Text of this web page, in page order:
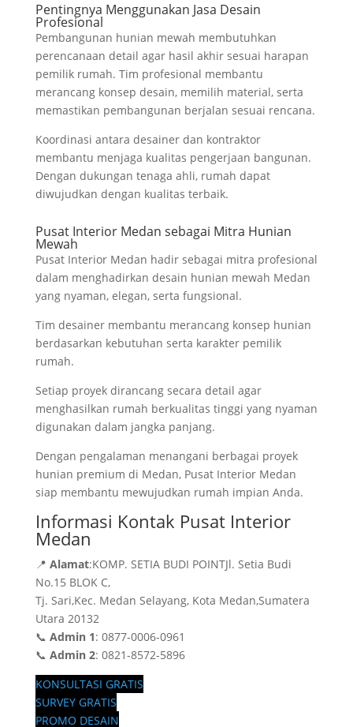
Pentingnya Menggunakan Jasa Desain
Profesional
Pembangunan hunian mewah membutuhkan
perencanaan detail agar hasil akhir sesuai harapan
pemilik rumah. Tim profesional membantu
merancang konsep desain, memilih material, serta
memastikan pembangunan berjalan sesuai rencana.
Koordinasi antara desainer dan kontraktor
membantu menjaga kualitas pengerjaan bangunan.
Dengan dukungan tenaga ahli, rumah dapat
diwujudkan dengan kualitas terbaik.
Pusat Interior Medan sebagai Mitra Hunian
Mewah
Pusat Interior Medan hadir sebagai mitra profesional
dalam menghadirkan desain hunian mewah Medan
yang nyaman, elegan, serta fungsional.
Tim desainer membantu merancang konsep hunian
berdasarkan kebutuhan serta karakter pemilik
rumah.
Setiap proyek dirancang secara detail agar
menghasilkan rumah berkualitas tinggi yang nyaman
digunakan dalam jangka panjang.
Dengan pengalaman menangani berbagai proyek
hunian premium di Medan, Pusat Interior Medan
siap membantu mewujudkan rumah impian Anda.
Informasi Kontak Pusat Interior
Medan
📍 Alamat:KOMP. SETIA BUDI POINTJl. Setia Budi
No.15 BLOK C,
Tj. Sari,Kec. Medan Selayang, Kota Medan,Sumatera
Utara 20132
📞 Admin 1: 0877-0006-0961
📞 Admin 2: 0821-8572-5896
KONSULTASI GRATIS
SURVEY GRATIS
PROMO DESAIN